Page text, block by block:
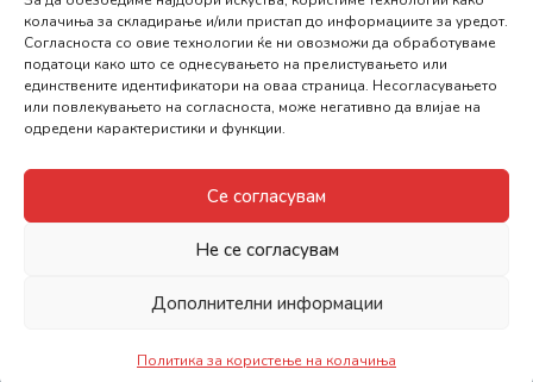
колачиња за складирање и/или пристап до информациите за уредот.
Согласноста со овие технологии ќе ни овозможи да обработуваме
податоци како што се однесувањето на прелистувањето или
единствените идентификатори на оваа страница. Несогласувањето
или повлекувањето на согласноста, може негативно да влијае на
одредени карактеристики и функции.
Се согласувам
Не се согласувам
Дополнителни информации
Политика за користење на колачиња